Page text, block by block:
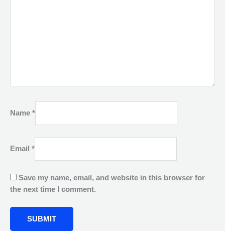
Name *
Email *
Save my name, email, and website in this browser for
the next time I comment.